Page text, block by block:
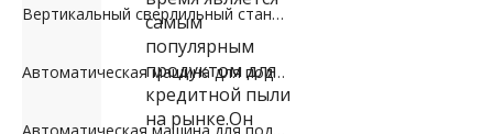
Вертикальный сверлильный станок по камню
Автоматическая машина для подъема плит портального типа
самым
популярным
продуктом для
кредитной пыли
на рынке.Он